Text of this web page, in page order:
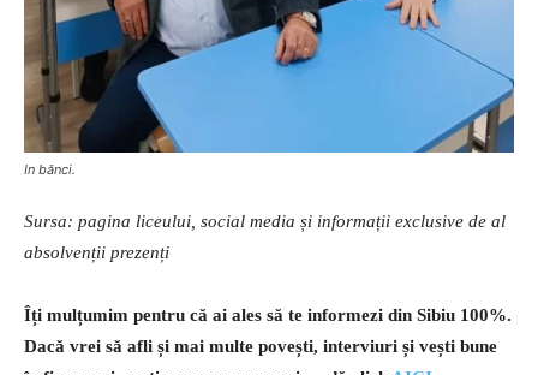
In bănci.
Sursa: pagina liceului, social media și informații exclusive de al
absolvenții prezenți
Îți mulțumim pentru că ai ales să te informezi din Sibiu 100%.
Dacă vrei să afli și mai multe povești, interviuri și vești bune